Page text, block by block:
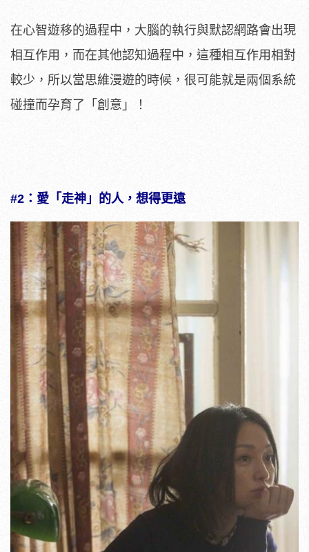
在心智遊移的過程中，大腦的執行與默認網路會出現
相互作用，而在其他認知過程中，這種相互作用相對
較少，所以當思維漫遊的時候，很可能就是兩個系統
碰撞而孕育了「創意」！
#2：愛「走神」的人，想得更遠